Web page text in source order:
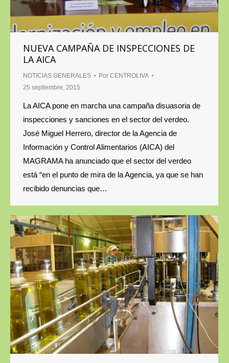
NUEVA CAMPAÑA DE INSPECCIONES DE
LA AICA
NOTICIAS GENERALES Por CENTROLIVA
25 septiembre, 2015
La AICA pone en marcha una campaña disuasoria de
inspecciones y sanciones en el sector del verdeo.
José Miguel Herrero, director de la Agencia de
Información y Control Alimentarios (AICA) del
MAGRAMA ha anunciado que el sector del verdeo
está “en el punto de mira de la Agencia, ya que se han
recibido denuncias que…